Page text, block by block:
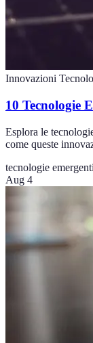
Innovazioni
10 Tecnologie
Esplora le
come queste
tecnologie emergenti
Aug 4